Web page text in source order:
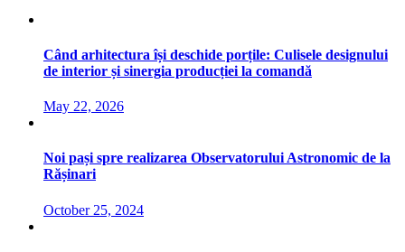
Când arhitectura își deschide porțile: Culisele designului
de interior și sinergia producției la comandă
May 22, 2026
Noi pași spre realizarea Observatorului Astronomic de la
Rășinari
October 25, 2024